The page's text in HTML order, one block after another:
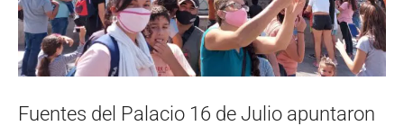
Fuentes del Palacio 16 de Julio apuntaron